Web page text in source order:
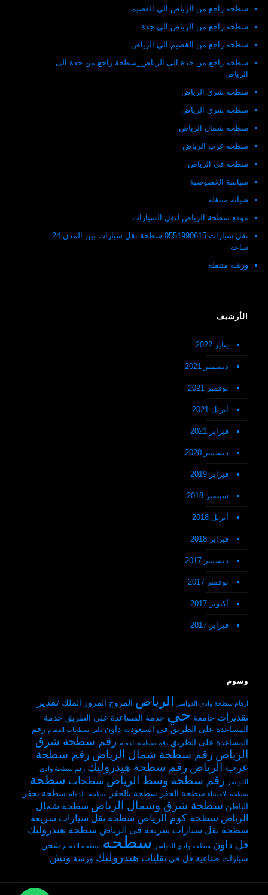
سطحه راجع من الرياض الى القصيم
سطحه راجع من الرياض الى جدة
سطحه راجع من القصيم الى الرياض
سطحه راجع من جدة الى الرياض_سطحة راجع من جدة الى
الرياض
سطحه شرق الرياض
سطحه شرق الرياض
سطحه شمال الرياض
سطحه غرب الرياض
سطحه في الرياض
سياسة الخصوصية
صيانه متنقله
موقع سطحة الرياض لنقل السيارات
نقل سيارات 0551990615 سطحة نقل سيارات بين المدن 24
ساعه
ورشة متنقلة
الأرشيف
يناير 2022
ديسمبر 2021
نوفمبر 2021
أبريل 2021
فبراير 2021
ديسمبر 2020
فبراير 2019
سبتمبر 2018
أبريل 2018
فبراير 2018
ديسمبر 2017
نوفمبر 2017
أكتوبر 2017
فبراير 2017
وسوم
ارقام سطحة وادي الدواسر الرياض المروج المرور الملك تقدير
تقديرات جامعة حي خدمة المساعدة على الطريق خدمة
المساعدة على الطريق في السعودية داون دليل سطحات الدمام رقم
المساعدة على الطريق رقم سطحة الدمام رقم سطحة شرق
الرياض رقم سطحة شمال الرياض رقم سطحة
غرب الرياض رقم سطحة هيدروليك رقم سطحة وادي
الدواسر
رقم سطحة وسط الرياض سطحات سطحة
سطحة الاحساء سطحة الحفر سطحة بالحفر سطحة بالدمام سطحة بحفر
الباطن سطحة شرق وشمال الرياض سطحة شمال
الرياض سطحة كوم الرياض سطحة نقل سيارات سريعة
سطحة نقل سيارات سريعة في الرياض سطحة هيدروليك
فل داون سطحة وادي الدواسر سطحه سطحه الدمام شحن
سيارات صناعية فل في نقليات هيدروليك ورشة ونش